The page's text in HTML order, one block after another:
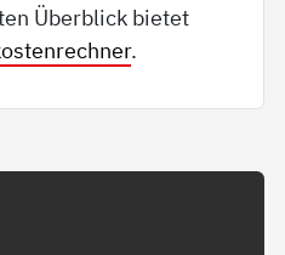
Überblick bietet
.